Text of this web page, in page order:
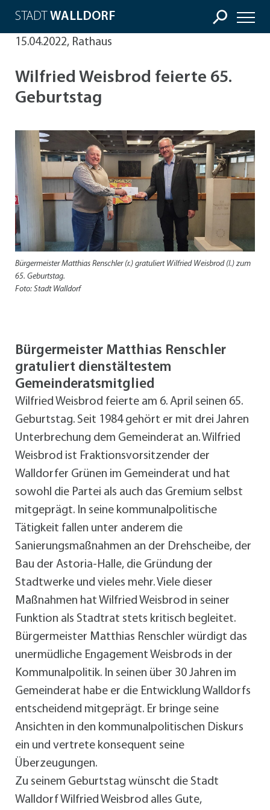
STADT WALLDORF
15.04.2022, Rathaus
Wilfried Weisbrod feierte 65.
Geburtstag
Bürgermeister Matthias Renschler (r.) gratuliert Wilfried Weisbrod (l.) zum
65. Geburtstag.
Foto: Stadt Walldorf
Bürgermeister Matthias Renschler
gratuliert dienstältestem
Gemeinderatsmitglied
Wilfried Weisbrod feierte am 6. April seinen 65.
Geburtstag. Seit 1984 gehört er mit drei Jahren
Unterbrechung dem Gemeinderat an. Wilfried
Weisbrod ist Fraktionsvorsitzender der
Walldorfer Grünen im Gemeinderat und hat
sowohl die Partei als auch das Gremium selbst
mitgeprägt. In seine kommunalpolitische
Tätigkeit fallen unter anderem die
Sanierungsmaßnahmen an der Drehscheibe, der
Bau der Astoria-Halle, die Gründung der
Stadtwerke und vieles mehr. Viele dieser
Maßnahmen hat Wilfried Weisbrod in seiner
Funktion als Stadtrat stets kritisch begleitet.
Bürgermeister Matthias Renschler würdigt das
unermüdliche Engagement Weisbrods in der
Kommunalpolitik. In seinen über 30 Jahren im
Gemeinderat habe er die Entwicklung Walldorfs
entscheidend mitgeprägt. Er bringe seine
Ansichten in den kommunalpolitischen Diskurs
ein und vertrete konsequent seine
Überzeugungen.
Zu seinem Geburtstag wünscht die Stadt
Walldorf Wilfried Weisbrod alles Gute,